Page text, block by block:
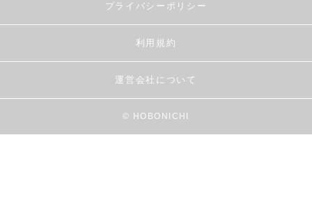
プライバシーポリシー
利用規約
運営会社について
© HOBONICHI